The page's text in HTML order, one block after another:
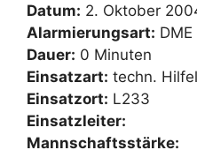
Datum: 2. Oktober
Alarmierungsart: DME
Dauer: 0 Minuten
Einsatzart: techn.
Einsatzort: L233
Einsatzleiter:
Mannschaftsstärke: